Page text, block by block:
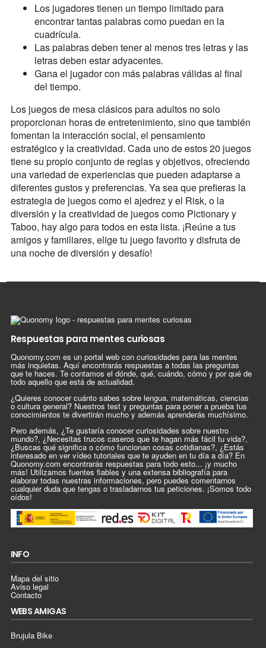
Los jugadores tienen un tiempo limitado para
encontrar tantas palabras como puedan en la
cuadrícula.
Las palabras deben tener al menos tres letras y las
letras deben estar adyacentes.
Gana el jugador con más palabras válidas al final
del tiempo.
Los juegos de mesa clásicos para adultos no solo
proporcionan horas de entretenimiento, sino que también
fomentan la interacción social, el pensamiento
estratégico y la creatividad. Cada uno de estos 20 juegos
tiene su propio conjunto de reglas y objetivos, ofreciendo
una variedad de experiencias que pueden adaptarse a
diferentes gustos y preferencias. Ya sea que prefieras la
estrategia de juegos como el ajedrez y el Risk, o la
diversión y la creatividad de juegos como Pictionary y
Taboo, hay algo para todos en esta lista. ¡Reúne a tus
amigos y familiares, elige tu juego favorito y disfruta de
una noche de diversión y desafío!
Respuestas para mentes curiosas
Quonomy.com es un portal web con curiosidades para las mentes
más inquietas. Aquí encontrarás respuestas a todas las preguntas
que te haces. Te contamos el dónde, qué, cuándo, cómo y por qué de
todo aquello que está de actualidad.
¿Quieres conocer cuánto sabes sobre lengua, matemáticas, ciencias
o cultura general? Nuestros test y preguntas para poner a prueba tus
conocimientos te divertirán mucho y además aprenderás muchísimo.
Pero además, ¿Te gustaría conocer curiosidades sobre nuestro
mundo?, ¿Necesitas trucos caseros que te hagan más fácil tu vida?,
¿Buscas qué significa o cómo funcionan cosas cotidianas?, ¿Estás
interesado en ver vídeo tutoriales que te ayuden en tu día a día? En
Quonomy.com encontrarás respuestas para todo esto... ¡y mucho
más! Utilizamos fuentes fiables y una extensa bibliografía para
elaborar todas nuestras informaciones, pero puedes comentarnos
cualquier duda que tengas o trasladarnos tus peticiones. ¡Somos todo
oídos!
INFO
Mapa del sitio
Aviso legal
Contacto
WEBS AMIGAS
Brujula Bike